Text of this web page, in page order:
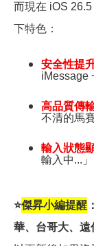
而現在 iOS 26.5
下特色：
安全性提
iMessage
高品質傳
不清的馬
輸入狀態
輸入中...
⭐傑昇小編提醒 ：
華、台哥大、遠